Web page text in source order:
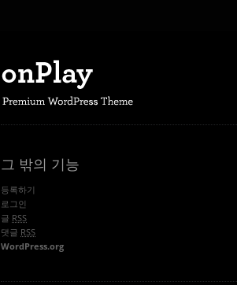
그 밖의 기능
등록하기
로그인
글 RSS
댓글 RSS
WordPress.org